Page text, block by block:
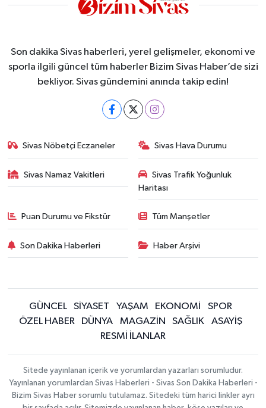
Son dakika Sivas haberleri, yerel gelişmeler, ekonomi ve
sporla ilgili güncel tüm haberler Bizim Sivas Haber’de sizi
bekliyor. Sivas gündemini anında takip edin!
Sivas Nöbetçi Eczaneler Sivas Hava Durumu
Sivas Namaz Vakitleri
Sivas Trafik Yoğunluk
Haritası
Puan Durumu ve Fikstür Tüm Manşetler
Son Dakika Haberleri Haber Arşivi
GÜNCEL SİYASET YAŞAM EKONOMİ
SPOR
ÖZEL HABER
DÜNYA MAGAZİN SAĞLIK
ASAYİŞ
RESMİ İLANLAR
Sitede yayınlanan içerik ve yorumlardan yazarları sorumludur.
Yayınlanan yorumlardan Sivas Haberleri - Sivas Son Dakika Haberleri -
Bizim Sivas Haber sorumlu tutulamaz. Sitedeki tüm harici linkler ayrı